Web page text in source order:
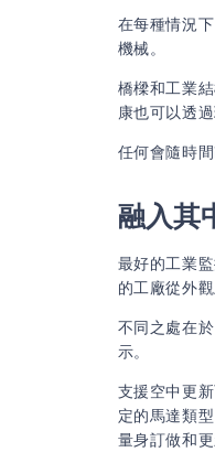
在每種情況
機械。
橋樑和工業
康也可以透
任何會隨時
融入其
最好的工業
的工廠從外
不同之處在
示。
支援空中更
定的馬達類
量身訂做和